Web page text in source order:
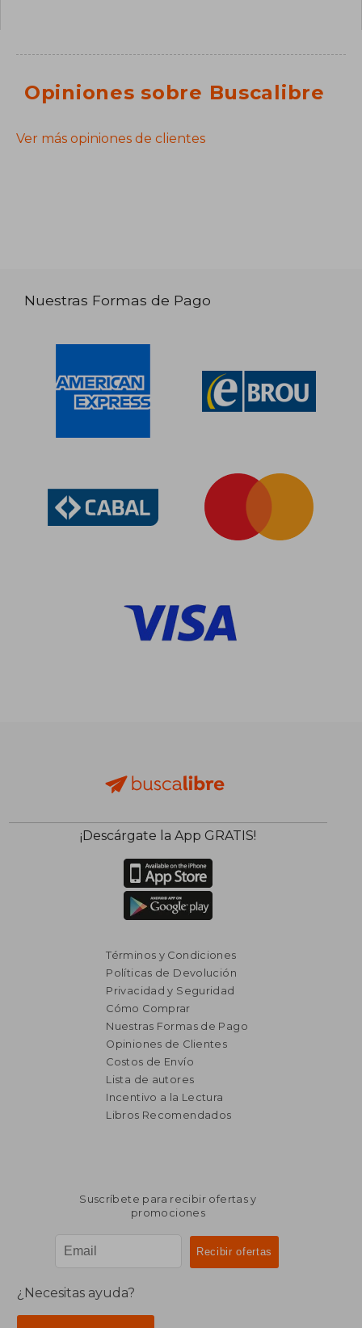
Opiniones sobre Buscalibre
Ver más opiniones de clientes
Nuestras Formas de Pago
¡Descárgate la App GRATIS!
Términos y Condiciones
Políticas de Devolución
Privacidad y Seguridad
Cómo Comprar
Nuestras Formas de Pago
Opiniones de Clientes
Costos de Envío
Lista de autores
Incentivo a la Lectura
Libros Recomendados
Suscríbete para recibir ofertas y
promociones
¿Necesitas ayuda?